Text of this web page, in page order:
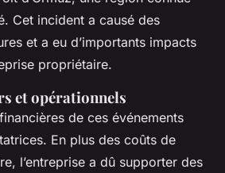
Cet incident a causé des
et a eu d’importants impacts
propriétaire.
et opérationnels
de ces événements
En plus des coûts de
, l’entreprise a dû supporter des